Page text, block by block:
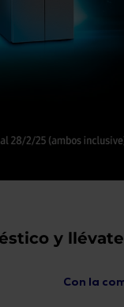
y
Con la